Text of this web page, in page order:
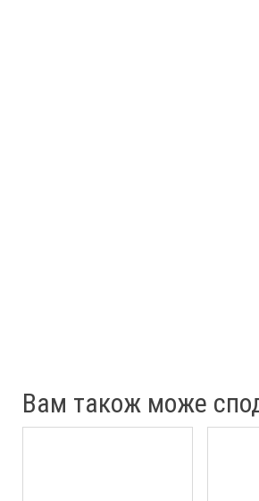
Вам також може